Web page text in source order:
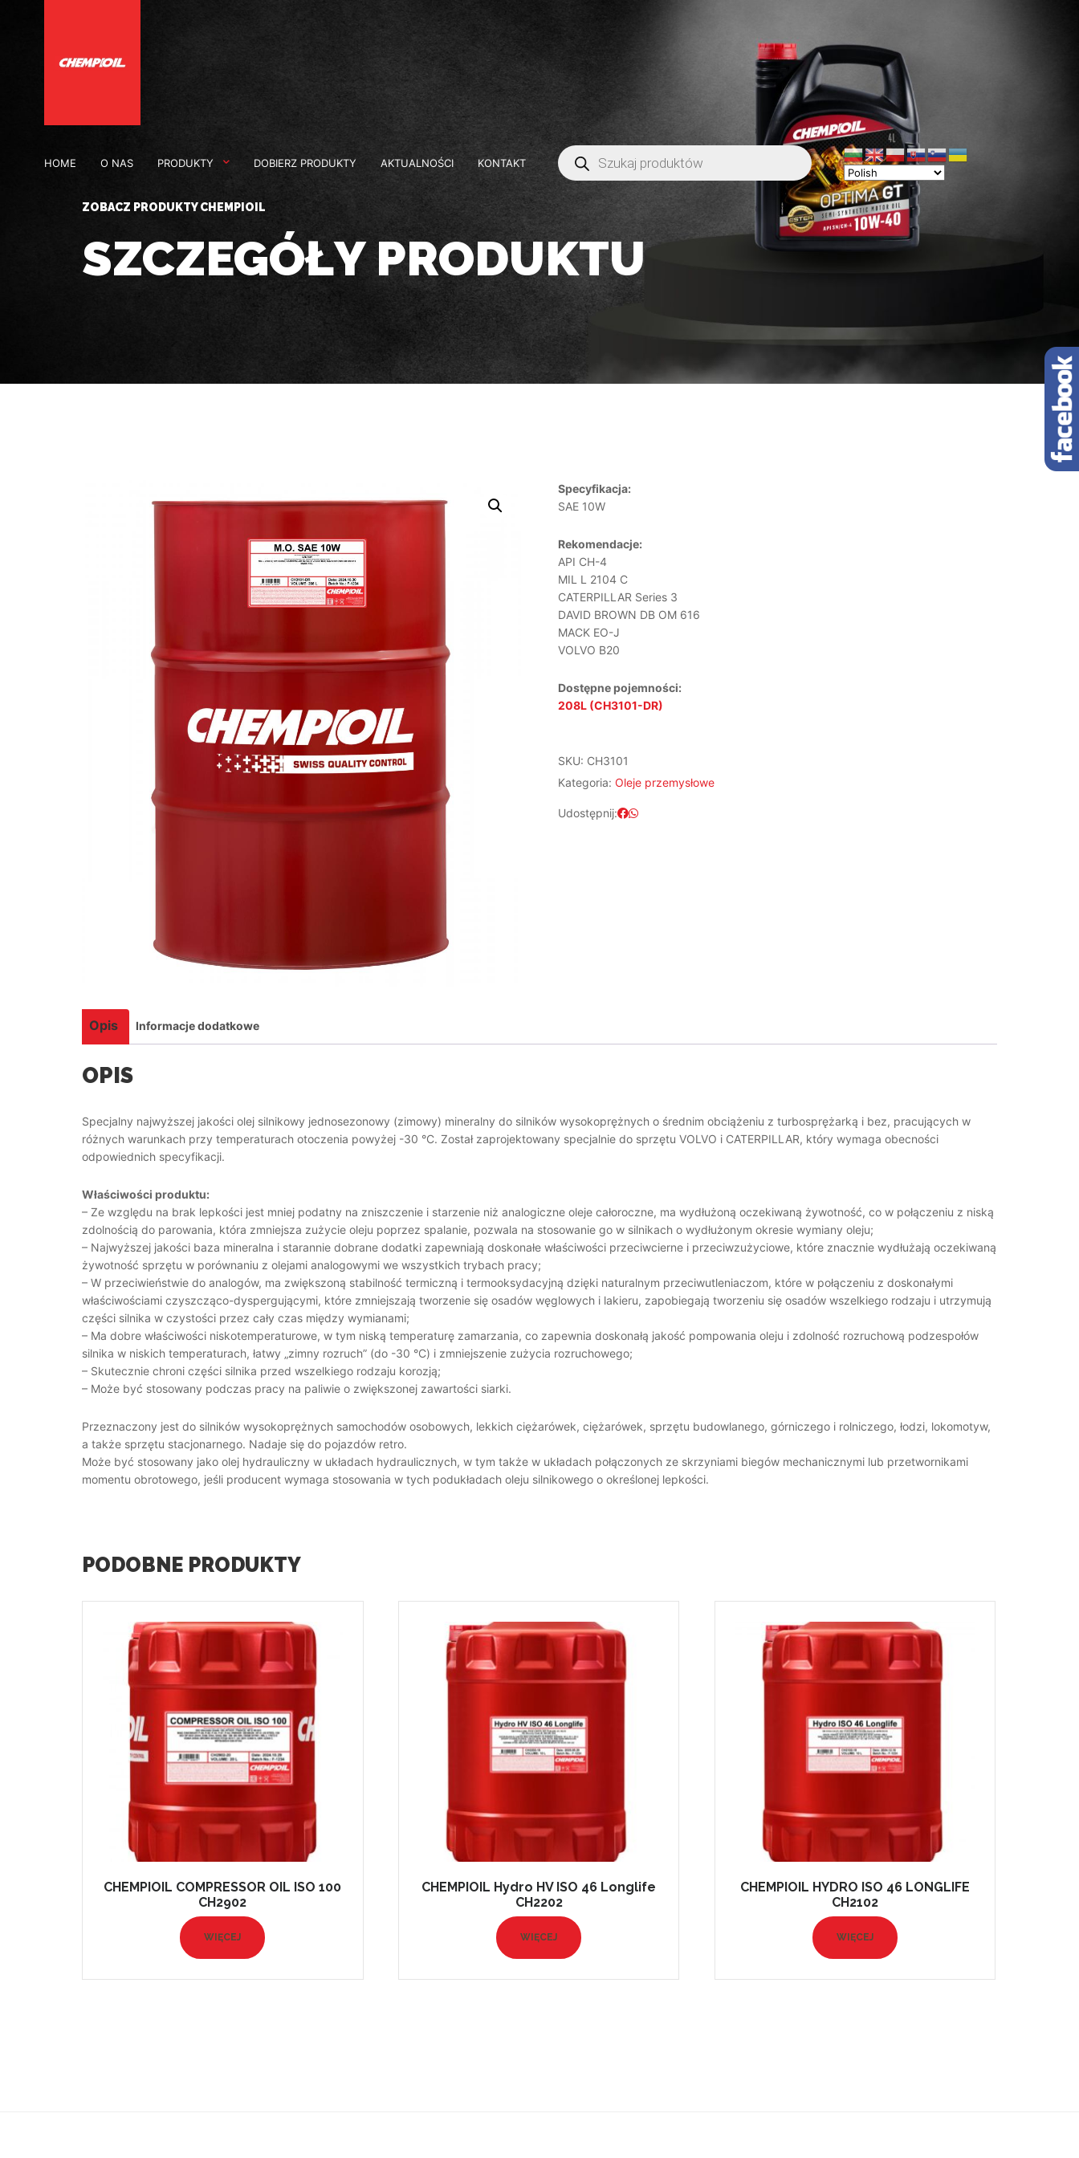
HOME O NAS PRODUKTY DOBIERZ PRODUKTY AKTUALNOŚCI KONTAKT
ZOBACZ PRODUKTY CHEMPIOIL
SZCZEGÓŁY PRODUKTU
Specyfikacja:
SAE 10W
Rekomendacje:
API CH-4
MIL L 2104 C
CATERPILLAR Series 3
DAVID BROWN DB OM 616
MACK EO-J
VOLVO B20
Dostępne pojemności:
208L (CH3101-DR)
SKU: CH3101
Kategoria: Oleje przemysłowe
Udostępnij:
Opis Informacje dodatkowe
OPIS
Specjalny najwyższej jakości olej silnikowy jednosezonowy (zimowy) mineralny do silników wysokoprężnych o średnim obciążeniu z turbosprężarką i bez, pracujących w
różnych warunkach przy temperaturach otoczenia powyżej -30 °C. Został zaprojektowany specjalnie do sprzętu VOLVO i CATERPILLAR, który wymaga obecności
odpowiednich specyfikacji.
Właściwości produktu:
– Ze względu na brak lepkości jest mniej podatny na zniszczenie i starzenie niż analogiczne oleje całoroczne, ma wydłużoną oczekiwaną żywotność, co w połączeniu z niską
zdolnością do parowania, która zmniejsza zużycie oleju poprzez spalanie, pozwala na stosowanie go w silnikach o wydłużonym okresie wymiany oleju;
– Najwyższej jakości baza mineralna i starannie dobrane dodatki zapewniają doskonałe właściwości przeciwcierne i przeciwzużyciowe, które znacznie wydłużają oczekiwaną
żywotność sprzętu w porównaniu z olejami analogowymi we wszystkich trybach pracy;
– W przeciwieństwie do analogów, ma zwiększoną stabilność termiczną i termooksydacyjną dzięki naturalnym przeciwutleniaczom, które w połączeniu z doskonałymi
właściwościami czyszcząco-dyspergującymi, które zmniejszają tworzenie się osadów węglowych i lakieru, zapobiegają tworzeniu się osadów wszelkiego rodzaju i utrzymują
części silnika w czystości przez cały czas między wymianami;
– Ma dobre właściwości niskotemperaturowe, w tym niską temperaturę zamarzania, co zapewnia doskonałą jakość pompowania oleju i zdolność rozruchową podzespołów
silnika w niskich temperaturach, łatwy „zimny rozruch” (do -30 °С) i zmniejszenie zużycia rozruchowego;
– Skutecznie chroni części silnika przed wszelkiego rodzaju korozją;
– Może być stosowany podczas pracy na paliwie o zwiększonej zawartości siarki.
Przeznaczony jest do silników wysokoprężnych samochodów osobowych, lekkich ciężarówek, ciężarówek, sprzętu budowlanego, górniczego i rolniczego, łodzi, lokomotyw,
a także sprzętu stacjonarnego. Nadaje się do pojazdów retro.
Może być stosowany jako olej hydrauliczny w układach hydraulicznych, w tym także w układach połączonych ze skrzyniami biegów mechanicznymi lub przetwornikami
momentu obrotowego, jeśli producent wymaga stosowania w tych podukładach oleju silnikowego o określonej lepkości.
PODOBNE PRODUKTY
CHEMPIOIL COMPRESSOR OIL ISO 100
CH2902
WIĘCEJ
CHEMPIOIL Hydro HV ISO 46 Longlife
CH2202
WIĘCEJ
CHEMPIOIL HYDRO ISO 46 LONGLIFE
CH2102
WIĘCEJ